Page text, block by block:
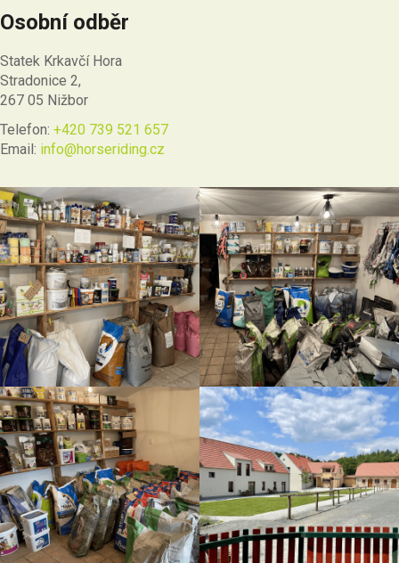
Osobní odběr
Statek Krkavčí Hora
Stradonice 2,
267 05 Nižbor
Telefon: +420 739 521 657
Email: info@horseriding.cz